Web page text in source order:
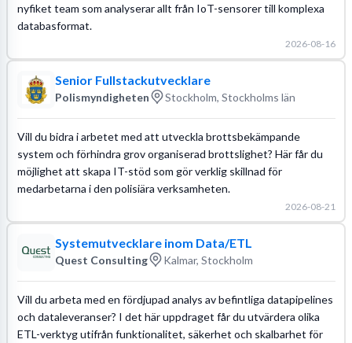
nyfiket team som analyserar allt från IoT-sensorer till komplexa
databasformat.
2026-08-16
Senior Fullstackutvecklare
Polismyndigheten Stockholm, Stockholms län
Vill du bidra i arbetet med att utveckla brottsbekämpande
system och förhindra grov organiserad brottslighet? Här får du
möjlighet att skapa IT-stöd som gör verklig skillnad för
medarbetarna i den polisiära verksamheten.
2026-08-21
Systemutvecklare inom Data/ETL
Quest Consulting Kalmar, Stockholm
Vill du arbeta med en fördjupad analys av befintliga datapipelines
och dataleveranser? I det här uppdraget får du utvärdera olika
ETL-verktyg utifrån funktionalitet, säkerhet och skalbarhet för